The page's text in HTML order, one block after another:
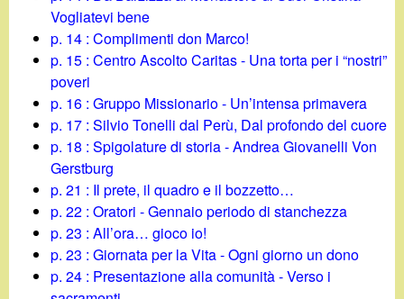
Vogliatevi bene
p. 14 : Complimenti don Marco!
p. 15 : Centro Ascolto Caritas - Una torta per i “nostri”
poveri
p. 16 : Gruppo Missionario - Un’intensa primavera
p. 17 : Silvio Tonelli dal Perù, Dal profondo del cuore
p. 18 : Spigolature di storia - Andrea Giovanelli Von
Gerstburg
p. 21 : Il prete, il quadro e il bozzetto…
p. 22 : Oratori - Gennaio periodo di stanchezza
p. 23 : All’ora… gioco io!
p. 23 : Giornata per la Vita - Ogni giorno un dono
p. 24 : Presentazione alla comunità - Verso i